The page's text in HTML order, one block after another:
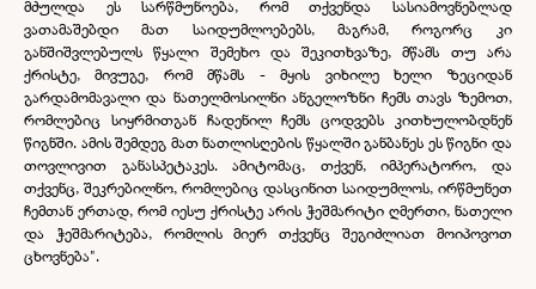
მძულდა ეს სარწმუნოება, რომ თქვენდა სასიამოვნებლად
ვათამაშებდი მათ საიდუმლოებებს, მაგრამ, როგორც კი
განშიშვლებულს წყალი შემეხო და შეკითხვაზე, მწამს თუ არა
ქრისტე, მივუგე, რომ მწამს -მყის ვიხილე ხელი ზეციდან
გარდამომავალი და ნათელმოსილნი ანგელოზნი ჩემს თავს ზემოთ,
რომლებიც სიყრმითგან ჩადენილ ჩემს ცოდვებს კითხულობდნენ
წიგნში. ამის შემდეგ მათ ნათლისღების წყალში განბანეს ეს წიგნი და
თოვლივით განასპეტაკეს. ამიტომაც, თქვენ, იმპერატორო, და
თქვენც, შეკრებილნო, რომლებიც დასცინით საიდუმლოს, ირწმუნეთ
ჩემთან ერთად, რომ იესუ ქრისტე არის ჭეშმარიტი ღმერთი, ნათელი
და ჭეშმარიტება, რომლის მიერ თქვენც შეგიძლიათ მოიპოვოთ
ცხოვნება".